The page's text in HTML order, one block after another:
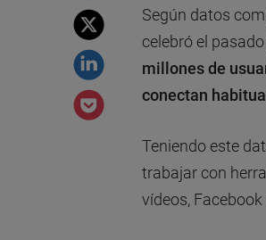
Según datos
celebró el
millones de
conectan
Teniendo este
trabajar con
vídeos,